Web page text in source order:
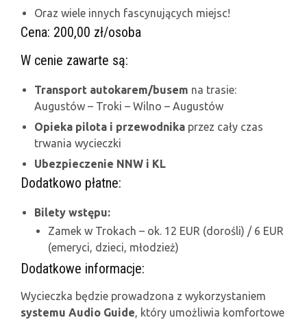
Oraz wiele innych fascynujących miejsc!
Cena: 200,00 zł/osoba
W cenie zawarte są:
Transport autokarem/busem na trasie:
Augustów – Troki – Wilno – Augustów
Opieka pilota i przewodnika przez cały czas
trwania wycieczki
Ubezpieczenie NNW i KL
Dodatkowo płatne:
Bilety wstępu:
Zamek w Trokach – ok. 12 EUR (dorośli) / 6 EUR
(emeryci, dzieci, młodzież)
Dodatkowe informacje:
Wycieczka będzie prowadzona z wykorzystaniem
systemu Audio Guide, który umożliwia komfortowe